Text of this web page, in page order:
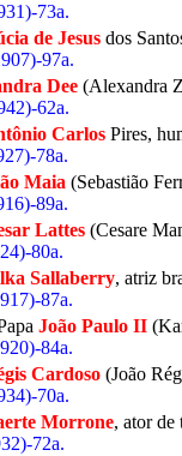
73a.
de Jesus dos
97a.
Dee (Alexandra
62a.
Carlos Pires,
78a.
Maia (Sebastião
89a.
Lattes (Cesare
80a.
Sallaberry, atriz
87a.
João Paulo II
84a.
Cardoso (João
70a.
Morrone, ator de
72a.